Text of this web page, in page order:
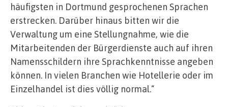
häufigsten in Dortmund gesprochenen Sprachen
erstrecken. Darüber hinaus bitten wir die
Verwaltung um eine Stellungnahme, wie die
Mitarbeitenden der Bürgerdienste auch auf ihren
Namensschildern ihre Sprachkenntnisse angeben
können. In vielen Branchen wie Hotellerie oder im
Einzelhandel ist dies völlig normal.“